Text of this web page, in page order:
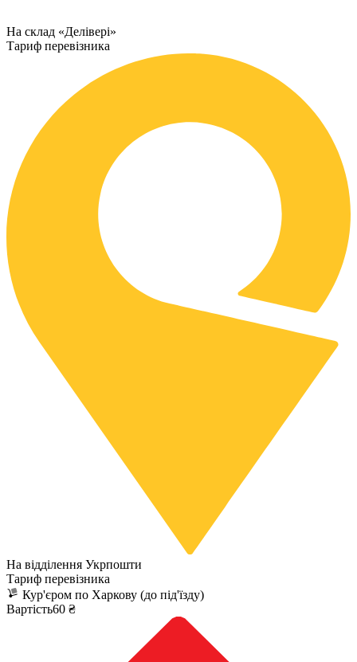
На склад «Делівері»
Тариф перевізника
На відділення Укрпошти
Тариф перевізника
Кур'єром по Харкову (до під'їзду)
Вартість60 ₴